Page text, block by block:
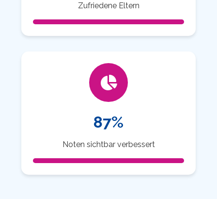
Zufriedene Eltern
87%
Noten sichtbar verbessert